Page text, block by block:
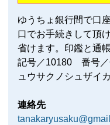
ゆうちょ銀行間で口
口でお手続きして頂
省けます。印鑑と通
記号／10180 番号
ュウサクノシュザイ
連絡先